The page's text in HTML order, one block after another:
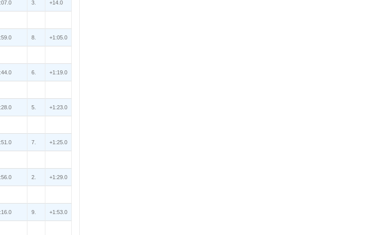
3. +14.0
8. +1:05.0
6. +1:19.0
5. +1:23.0
7. +1:25.0
2. +1:29.0
9. +1:53.0